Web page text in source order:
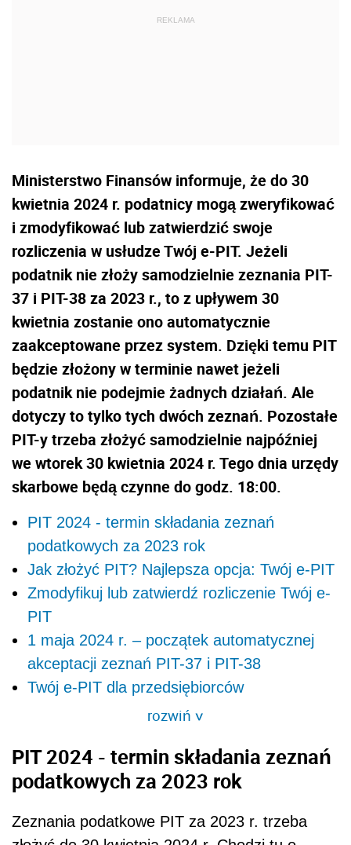
Ministerstwo Finansów informuje, że do 30
kwietnia 2024 r. podatnicy mogą zweryfikować
i zmodyfikować lub zatwierdzić swoje
rozliczenia w usłudze Twój e-PIT. Jeżeli
podatnik nie złoży samodzielnie zeznania PIT-
37 i PIT-38 za 2023 r., to z upływem 30
kwietnia zostanie ono automatycznie
zaakceptowane przez system. Dzięki temu PIT
będzie złożony w terminie nawet jeżeli
podatnik nie podejmie żadnych działań. Ale
dotyczy to tylko tych dwóch zeznań. Pozostałe
PIT-y trzeba złożyć samodzielnie najpóźniej
we wtorek 30 kwietnia 2024 r. Tego dnia urzędy
skarbowe będą czynne do godz. 18:00.
PIT 2024 - termin składania zeznań
podatkowych za 2023 rok
Jak złożyć PIT? Najlepsza opcja: Twój e-PIT
Zmodyfikuj lub zatwierdź rozliczenie Twój e-
PIT
1 maja 2024 r. – początek automatycznej
akceptacji zeznań PIT-37 i PIT-38
Twój e-PIT dla przedsiębiorców
rozwiń>
PIT 2024 - termin składania zeznań
podatkowych za 2023 rok
Zeznania podatkowe PIT za 2023 r. trzeba